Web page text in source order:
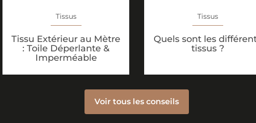
Tissus
Tissu Extérieur au Mètre
: Toile Déperlante &
Imperméable
Tissus
Quels sont les
tissus ?
Voir tous les conseils